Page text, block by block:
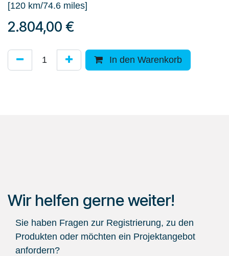
[120 km/74.6 miles]
2.804,00 €
In den Warenkorb
Wir helfen gerne weiter!
Sie haben Fragen zur Registrierung, zu den
Produkten oder möchten ein Projektangebot
anfordern?